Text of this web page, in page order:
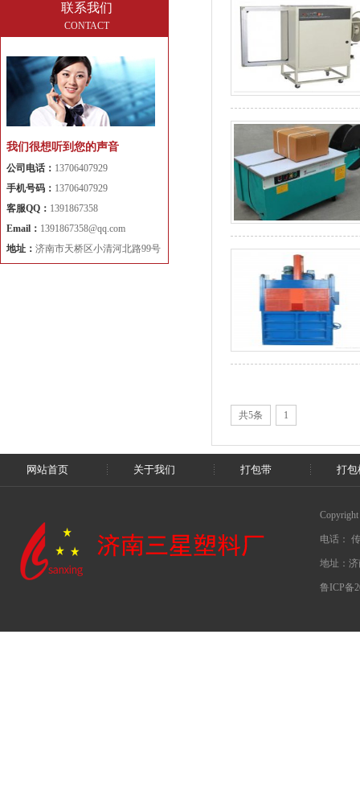
共5条 1
联系我们
CONTACT
我们很想听到您的声音
公司电话： 13706407929
手机号码： 13706407929
客服QQ： 1391867358
Email： 1391867358@qq.com
地址： 济南市天桥区小清河北路99号
网站首页 关于我们 打包带 打包
电话：
地址：
鲁ICP备